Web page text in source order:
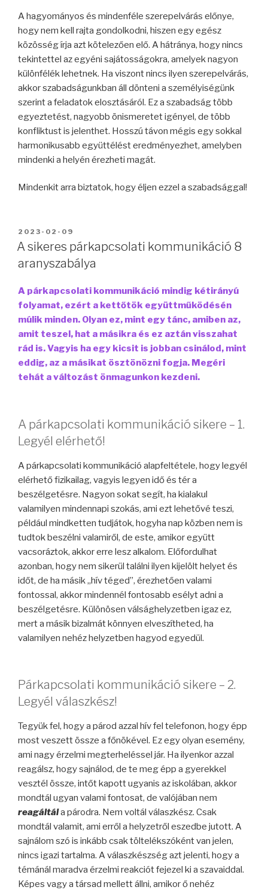
A hagyományos és mindenféle szerepelvárás előnye,
hogy nem kell rajta gondolkodni, hiszen egy egész
közösség írja azt kötelezően elő. A hátránya, hogy nincs
tekintettel az egyéni sajátosságokra, amelyek nagyon
különfélék lehetnek. Ha viszont nincs ilyen szerepelvárás,
akkor szabadságunkban áll dönteni a személyiségünk
szerint a feladatok elosztásáról. Ez a szabadság több
egyeztetést, nagyobb önismeretet igényel, de több
konfliktust is jelenthet. Hosszú távon mégis egy sokkal
harmonikusabb együttélést eredményezhet, amelyben
mindenki a helyén érezheti magát.
Mindenkit arra biztatok, hogy éljen ezzel a szabadsággal!
BEKÜLDVE:
2023-02-09
A sikeres párkapcsolati kommunikáció 8
aranyszabálya
A párkapcsolati kommunikáció mindig kétirányú
folyamat, ezért a kettőtök együttműködésén
múlik minden. Olyan ez, mint egy tánc, amiben az,
amit teszel, hat a másikra és ez aztán visszahat
rád is. Vagyis ha egy kicsit is jobban csinálod, mint
eddig, az a másikat ösztönözni fogja. Megéri
tehát a változást önmagunkon kezdeni.
A párkapcsolati kommunikáció sikere – 1.
Legyél elérhető!
A párkapcsolati kommunikáció alapfeltétele, hogy legyél
elérhető fizikailag, vagyis legyen idő és tér a
beszélgetésre. Nagyon sokat segít, ha kialakul
valamilyen mindennapi szokás, ami ezt lehetővé teszi,
például mindketten tudjátok, hogyha nap közben nem is
tudtok beszélni valamiről, de este, amikor együtt
vacsoráztok, akkor erre lesz alkalom. Előfordulhat
azonban, hogy nem sikerül találni ilyen kijelölt helyet és
időt, de ha másik „hív téged”, érezhetően valami
fontossal, akkor mindennél fontosabb esélyt adni a
beszélgetésre. Különösen válsághelyzetben igaz ez,
mert a másik bizalmát könnyen elveszítheted, ha
valamilyen nehéz helyzetben hagyod egyedül.
Párkapcsolati kommunikáció sikere – 2.
Legyél válaszkész!
Tegyük fel, hogy a párod azzal hív fel telefonon, hogy épp
most veszett össze a főnökével. Ez egy olyan esemény,
ami nagy érzelmi megterheléssel jár. Ha ilyenkor azzal
reagálsz, hogy sajnálod, de te meg épp a gyerekkel
vesztél össze, intőt kapott ugyanis az iskolában, akkor
mondtál ugyan valami fontosat, de valójában nem
reagáltála párodra. Nem voltál válaszkész. Csak
mondtál valamit, ami erről a helyzetről eszedbe jutott. A
sajnálom szó is inkább csak töltelékszóként van jelen,
nincs igazi tartalma. A válaszkészség azt jelenti, hogy a
témánál maradva érzelmi reakciót fejezel ki a szavaiddal.
Képes vagy a társad mellett állni, amikor ő nehéz